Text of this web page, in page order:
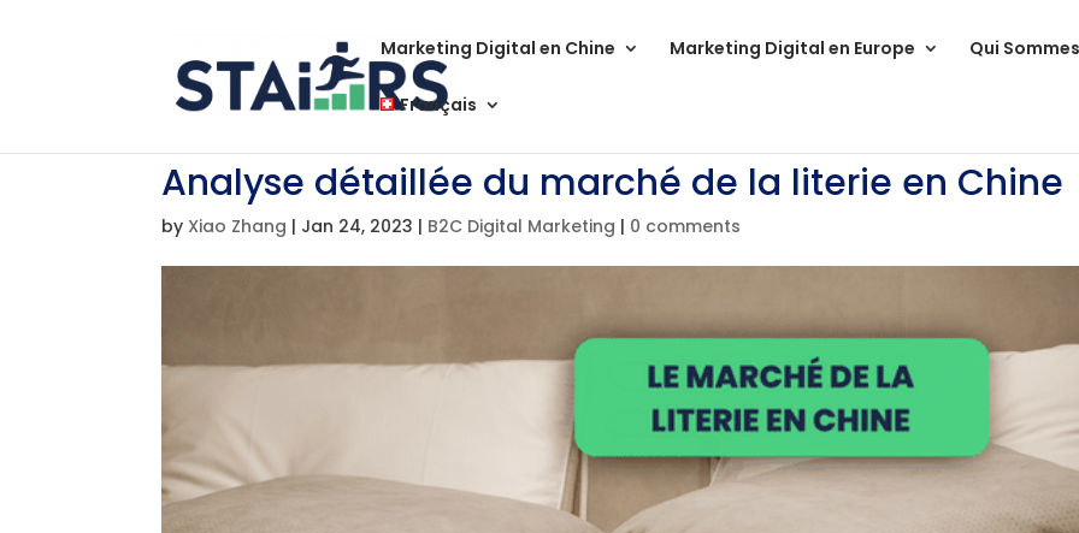
Marketing Digital en Chine Marketing Digital en Europe Qui
Français
Analyse détaillée du marché de la literie en Chine
by Xiao Zhang | Jan 24, 2023 | B2C Digital Marketing | 0 comments